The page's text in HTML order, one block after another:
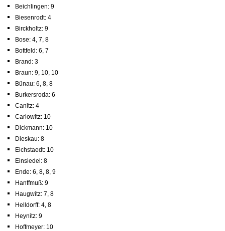
Beichlingen: 9
Biesenrodt: 4
Birckholtz: 9
Bose: 4, 7, 8
Bottfeld: 6, 7
Brand: 3
Braun: 9, 10, 10
Bünau: 6, 8, 8
Burkersroda: 6
Canitz: 4
Carlowitz: 10
Dickmann: 10
Dieskau: 8
Eichstaedt: 10
Einsiedel: 8
Ende: 6, 8, 8, 9
Hanffmuß: 9
Haugwitz: 7, 8
Helldorff: 4, 8
Heynitz: 9
Hoffmeyer: 10